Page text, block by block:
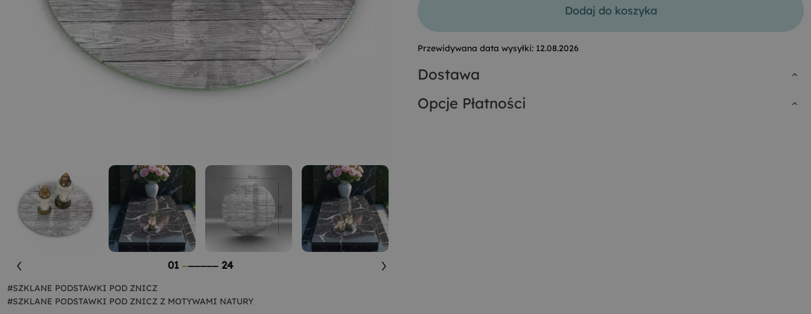
01 24
#SZKLANE PODSTAWKI POD ZNICZ
#SZKLANE PODSTAWKI POD ZNICZ Z MOTYWAMI NATURY
Dodaj do koszyka
Przewidywana data wysyłki: 12.08.2026
Dostawa
Opcje Płatności